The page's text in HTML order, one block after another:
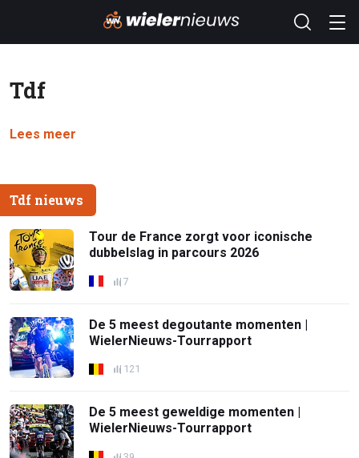
Tdf
Lees meer
Tdf nieuws
Tour de France zorgt voor iconische
dubbelslag in parcours 2026
7
De 5 meest degoutante momenten |
WielerNieuws-Tourrapport
121
De 5 meest geweldige momenten |
WielerNieuws-Tourrapport